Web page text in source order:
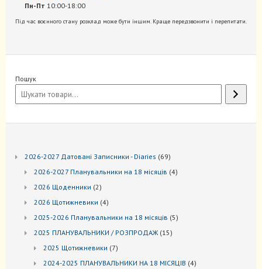
Пн-Пт 10:00-18:00
Під час воєнного стану розклад може бути іншим. Краще передзвонити і перепитати.
Пошук
2026-2027 Датовані Записники - Diaries 6969
2026-2027 Планувальники на 18 місяців 44
2026 Щоденники 22
2026 Щотижневики 44
2025-2026 Планувальники на 18 місяців 55
2025 ПЛАНУВАЛЬНИКИ / РОЗПРОДАЖ 1515
2025 Щотижневики 77
2024-2025 ПЛАНУВАЛЬНИКИ НА 18 МІСЯЦІВ 44